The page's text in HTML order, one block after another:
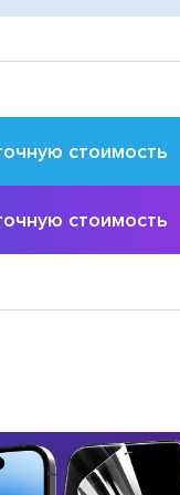
стоимость
стоимость